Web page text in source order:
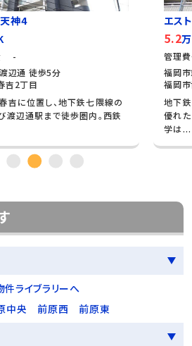
神4
-
辺通 徒歩5分
吉2丁目
吉に位置し、地下鉄七隈線の
渡辺通駅まで徒歩圏内。西鉄
エス
5.2
管理
福岡
福岡
地下
優れ
学は...
ライブラリーへ
中央 前原西
前原東